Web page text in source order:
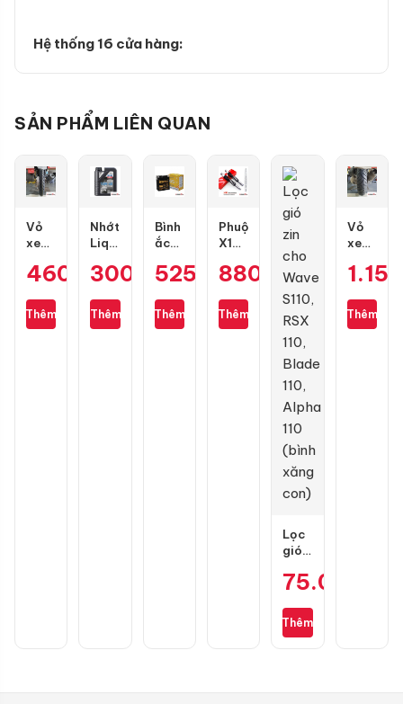
Hệ thống 16 cửa hàng:
SẢN PHẨM LIÊN QUAN
Vỏ
xe
80/90-
gai
kim
460.000₫
Thêm
Nhớt
Liqui
Motorbike
4T
10W40
300.000₫
Thêm
Bình
ắc
GS
H
525.000₫
Thêm
Phuộc
X1R
màu
mới
cho
880.000
Thêm
Lọc
gió
cho
S110,
RSX
75.000
Thêm
Vỏ
xe
Scoot
130/70-
13
Thêm